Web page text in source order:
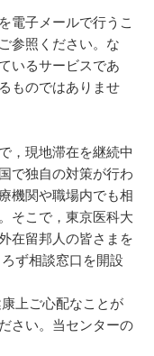
電子メールで行うこ
参照ください。な
いるサービスであ
ものではありませ
，現地滞在を継続中
で独自の対策が行わ
機関や職場内でも相
そこで，東京医科大
在留邦人の皆さまを
ず相談窓口を開設
上ご心配なことが
さい。当センターの